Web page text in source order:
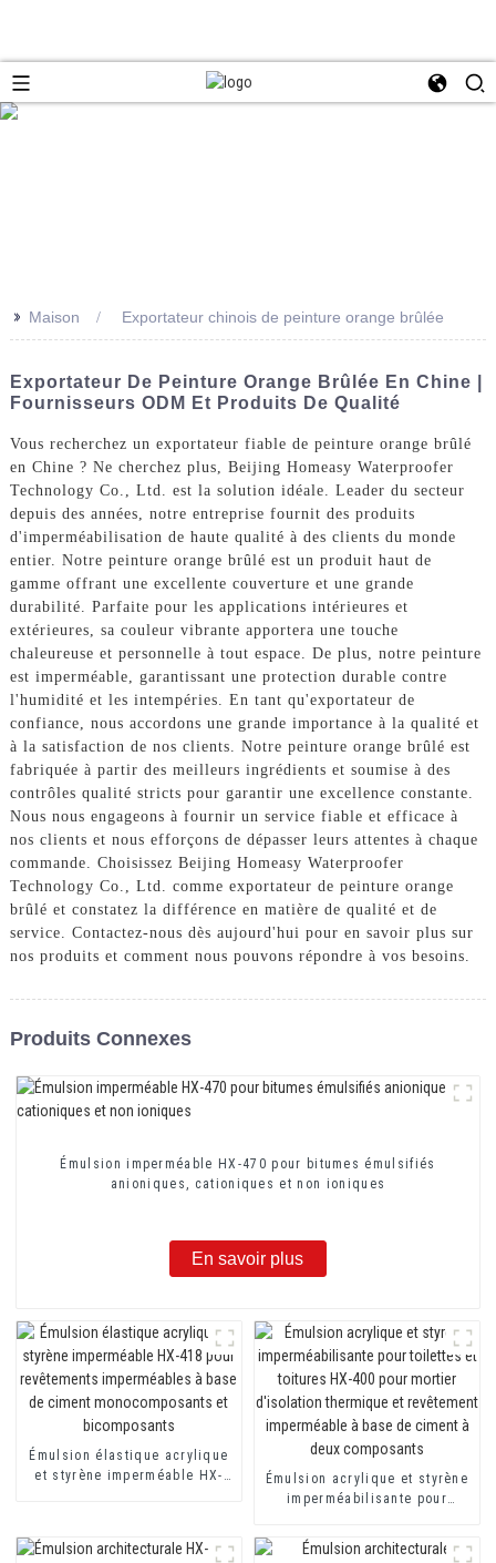
>> Maison Exportateur chinois de peinture orange brûlée
Exportateur De Peinture Orange Brûlée En Chine |
Fournisseurs ODM Et Produits De Qualité
Vous recherchez un exportateur fiable de peinture orange brûlé
en Chine ? Ne cherchez plus, Beijing Homeasy Waterproofer
Technology Co., Ltd. est la solution idéale. Leader du secteur
depuis des années, notre entreprise fournit des produits
d'imperméabilisation de haute qualité à des clients du monde
entier. Notre peinture orange brûlé est un produit haut de
gamme offrant une excellente couverture et une grande
durabilité. Parfaite pour les applications intérieures et
extérieures, sa couleur vibrante apportera une touche
chaleureuse et personnelle à tout espace. De plus, notre peinture
est imperméable, garantissant une protection durable contre
l'humidité et les intempéries. En tant qu'exportateur de
confiance, nous accordons une grande importance à la qualité et
à la satisfaction de nos clients. Notre peinture orange brûlé est
fabriquée à partir des meilleurs ingrédients et soumise à des
contrôles qualité stricts pour garantir une excellence constante.
Nous nous engageons à fournir un service fiable et efficace à
nos clients et nous efforçons de dépasser leurs attentes à chaque
commande. Choisissez Beijing Homeasy Waterproofer
Technology Co., Ltd. comme exportateur de peinture orange
brûlé et constatez la différence en matière de qualité et de
service. Contactez-nous dès aujourd'hui pour en savoir plus sur
nos produits et comment nous pouvons répondre à vos besoins.
Produits Connexes
Émulsion imperméable HX-470 pour bitumes émulsifiés
anioniques, cationiques et non ioniques
En savoir plus
Émulsion élastique acrylique
et styrène imperméable HX-
ciment monocomposants et
bicomposants
Émulsion acrylique et styrène
imperméabilisante pour
pour mortier d'isolation
thermique et revêtement